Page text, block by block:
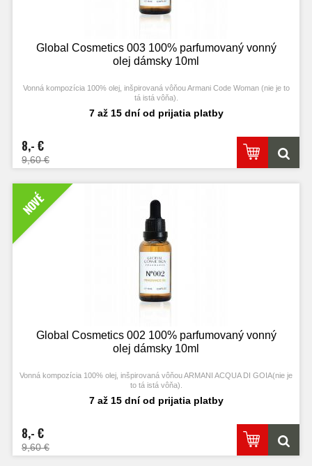
Global Cosmetics 003 100% parfumovaný vonný
olej dámsky 10ml
Vonná kompozícia 100% olej, inšpirovaná vôňou Armani Code Woman (nie je to
tá istá vôňa).
7 až 15 dní od prijatia platby
8,- €
9,60 €
NOVÉ
Global Cosmetics 002 100% parfumovaný vonný
olej dámsky 10ml
Vonná kompozícia 100% olej, inšpirovaná vôňou ARMANI ACQUA DI GOIA(nie je
to tá istá vôňa).
7 až 15 dní od prijatia platby
8,- €
9,60 €